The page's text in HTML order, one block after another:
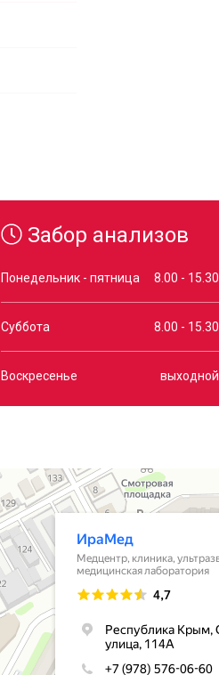
Забор анализов
Понедельник - пятница 8.00 - 15.30
Суббота 8.00 - 15.30
Воскресенье выходной